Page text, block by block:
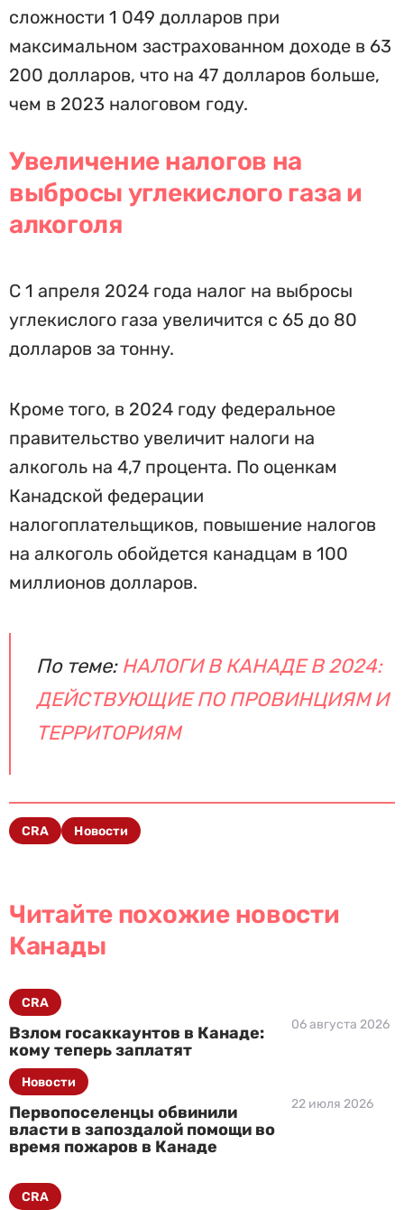
сложности 1 049 долларов при
максимальном застрахованном доходе в 63
200 долларов, что на 47 долларов больше,
чем в 2023 налоговом году.
Увеличение налогов на
выбросы углекислого газа и
алкоголя
С 1 апреля 2024 года налог на выбросы
углекислого газа увеличится с 65 до 80
долларов за тонну.
Кроме того, в 2024 году федеральное
правительство увеличит налоги на
алкоголь на 4,7 процента. По оценкам
Канадской федерации
налогоплательщиков, повышение налогов
на алкоголь обойдется канадцам в 100
миллионов долларов.
По теме: НАЛОГИ В КАНАДЕ В 2024:
ДЕЙСТВУЮЩИЕ ПО ПРОВИНЦИЯМ И
ТЕРРИТОРИЯМ
CRA Новости
Читайте похожие новости
Канады
Взлом госаккаунтов в Канаде:
кому теперь заплатят
06 августа 2026
CRA
Первопоселенцы обвинили
власти в запоздалой помощи во
время пожаров в Канаде
22 июля 2026
Новости
CRA